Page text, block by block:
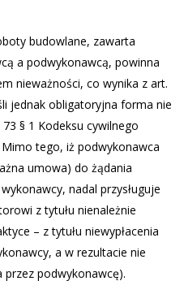
budowlane, zawarta
a podwykonawcą, powinna
nieważności, co wynika z art.
jednak obligatoryjna forma nie
§ 1 Kodeksu cywilnego
tego, iż podwykonawca
umowa) do żądania
nadal przysługuje
z tytułu nienależnie
– z tytułu niewypłacenia
a w rezultacie nie
podwykonawcę).